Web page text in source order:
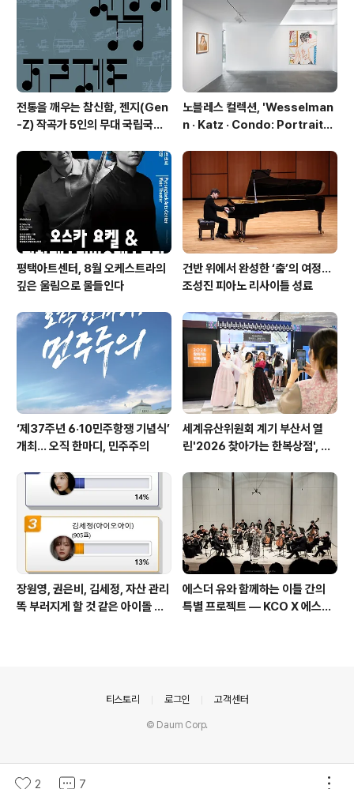
2025년 7월 26일(토), 평택 서부문화예술회관 대공연장
에서 개최한다고 밝혔다. 이번 ..
전통을 깨우는 참신함, 젠지(Gen
-Z) 작곡가 5인의 무대 국립국악
트'
노블레스 컬렉션, 'Wesselman
n · Katz · Condo: Portraits i
평택아트센터, 8월 오케스트라의
깊은 울림으로 물들인다
건반 위에서 완성한 ‘춤’의 여정…
조성진 피아노 리사이틀 성료
‘제37주년 6·10민주항쟁 기념식’
개최… 오직 한마디, 민주주의
세계유산위원회 계기 부산서 열
린'2026 찾아가는 한복상점', 역
장원영, 권은비, 김세정, 자산 관리
똑 부러지게 할 것 같은 아이돌 스
에스더 유와 함께하는 이틀 간의
특별 프로젝트 — KCO X 에스더
2 7
티스토리 로그인 고객센터
© Daum Corp.